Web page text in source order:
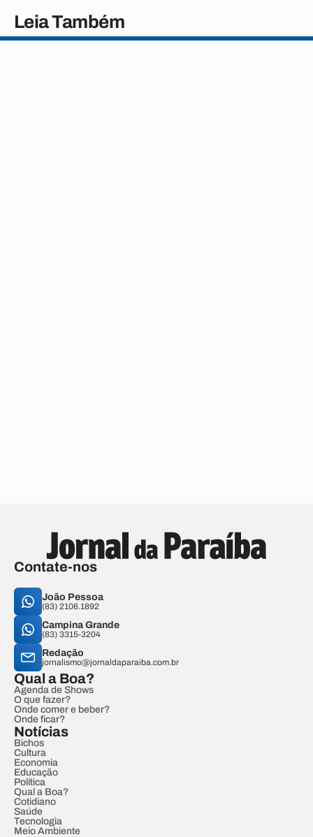
Leia Também
Contate-nos
João Pessoa
(83) 2106.1892
Campina Grande
(83) 3315-3204
Redação
jornalismo@jornaldaparaiba.com.br
Qual a Boa?
Agenda de Shows
O que fazer?
Onde comer e beber?
Onde ficar?
Notícias
Bichos
Cultura
Economia
Educação
Política
Qual a Boa?
Cotidiano
Saúde
Tecnologia
Meio Ambiente